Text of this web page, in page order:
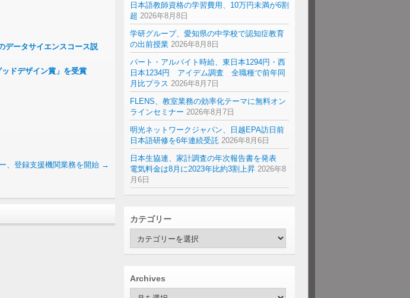
データサイエンスコース説
ドデザイン賞」を受賞
、登録支援機関業務を開始 →
日本語教師資格の学習費用、10万円未満が6割
超 2026年8月8日
学研グループ、愛知県の中学校で認知症教育
の出前授業 2026年8月8日
パート・アルバイト時給、東日本1294円・西
日本1234円 アイデム調査 全職種で前年同
月比プラス 2026年8月7日
FLENS、教室業務の効率化テーマに無料オン
ラインセミナー 2026年8月7日
明光ネットワークジャパン、日越EPA訪日前
日本語研修を6年連続受託 2026年8月6日
日本生協連、家計調査の年次報告書を発表
電気料金は8月に2023年比約3割上昇 2026年8
月6日
カテゴリー
ゴ
ー
Archives
Archives